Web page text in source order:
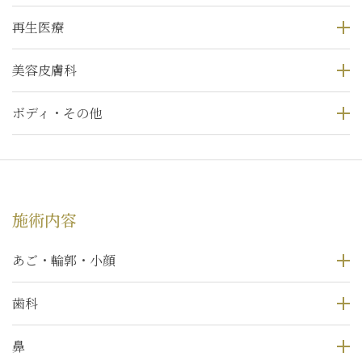
再生医療
美容皮膚科
ボディ・その他
施術内容
あご・輪郭・小顔
歯科
鼻